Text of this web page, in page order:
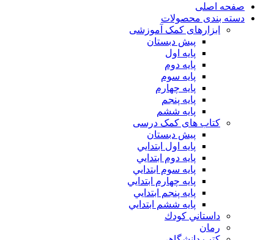
صفحه اصلی
دسته بندی محصولات
ابزارهای کمک آموزشی
پیش دبستان
پایه اول
پایه دوم
پایه سوم
پایه چهارم
پايه پنجم
پایه ششم
کتاب های کمک درسی
پیش دبستان
پايه اول ابتدايي
پايه دوم ابتدايي
پايه سوم ابتدايي
پايه چهارم ابتدايي
پايه پنجم ابتدايي
پايه ششم ابتدايي
داستاني كودك
رمان